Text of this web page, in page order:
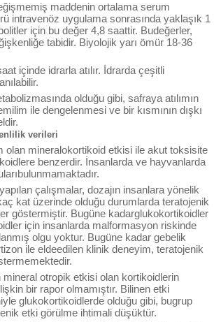
maddenin ortalama serum
intravenöz uygulama sonrasında yaklaşık 1
için bu değer 4,8 saattir. Budeğerler,
tabidir. Biyolojik yarı ömür 18-36
içinde idrarla atılır. İdrarda çeşitli
olduğu gibi, safraya atılımın
ile dengelenmesi ve bir kısmının dışkı
verileri
olan mineralokortikoid etkisi ile akut toksisite
benzerdir. İnsanlarda ve hayvanlarda
çalışmalar, dozajın insanlara yönelik
kat üzerinde olduğu durumlarda teratojenik
göstermiştir. Bugüne kadarglukokortikoidler
için insanlarda malformasyon riskinde
olgu yoktur. Bugüne kadar gebelik
ile eldeedilen klinik deneyim, teratojenik
mineral otropik etkisi olan kortikoidlerin
bir rapor olmamıştır. Bilinen etki
glukokortikoidlerde olduğu gibi, bugrup
etki görülme ihtimali düşüktür.